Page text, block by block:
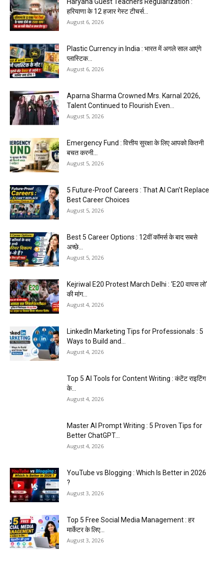
हरियाणा के 12 हजार गेस्ट टीचर्स...
August 6, 2026
Plastic Currency in India : भारत में अगले साल आएंगे
प्लास्टिक...
August 6, 2026
Aparna Sharma Crowned Mrs. Karnal 2026,
Talent Continued to Flourish Even...
August 5, 2026
Emergency Fund : वित्तीय सुरक्षा के लिए आपको कितनी
बचत करनी...
August 5, 2026
5 Future-Proof Careers : That AI Can’t Replace
Best Career Choices
August 5, 2026
Best 5 Career Options : 12वीं कॉमर्स के बाद सबसे
अच्छे...
August 5, 2026
Kejriwal E20 Protest March Delhi : ‘E20 वापस लो’
की मांग...
August 4, 2026
LinkedIn Marketing Tips for Professionals : 5
Ways to Build and...
August 4, 2026
Top 5 AI Tools for Content Writing : कंटेंट राइटिंग
के...
August 4, 2026
Master AI Prompt Writing : 5 Proven Tips for
Better ChatGPT...
August 4, 2026
YouTube vs Blogging : Which Is Better in 2026
?
August 3, 2026
Top 5 Free Social Media Management : हर
मार्केटर के लिए...
August 3, 2026